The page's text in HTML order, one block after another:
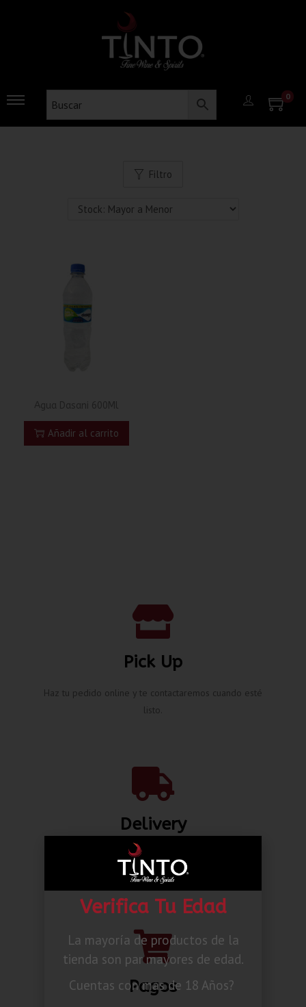
0
Filtro
Añadir al carrito
Pick Up
Haz tu pedido online y te contactaremos cuando esté
listo.
Delivery
Envíos nacionales hasta la puerta de tu casa desde L.
80.00*
Pagos
Verifica Tu Edad
La mayoría de productos de la
tienda son par mayores de edad.
Cuentas con mas de 18 Años?